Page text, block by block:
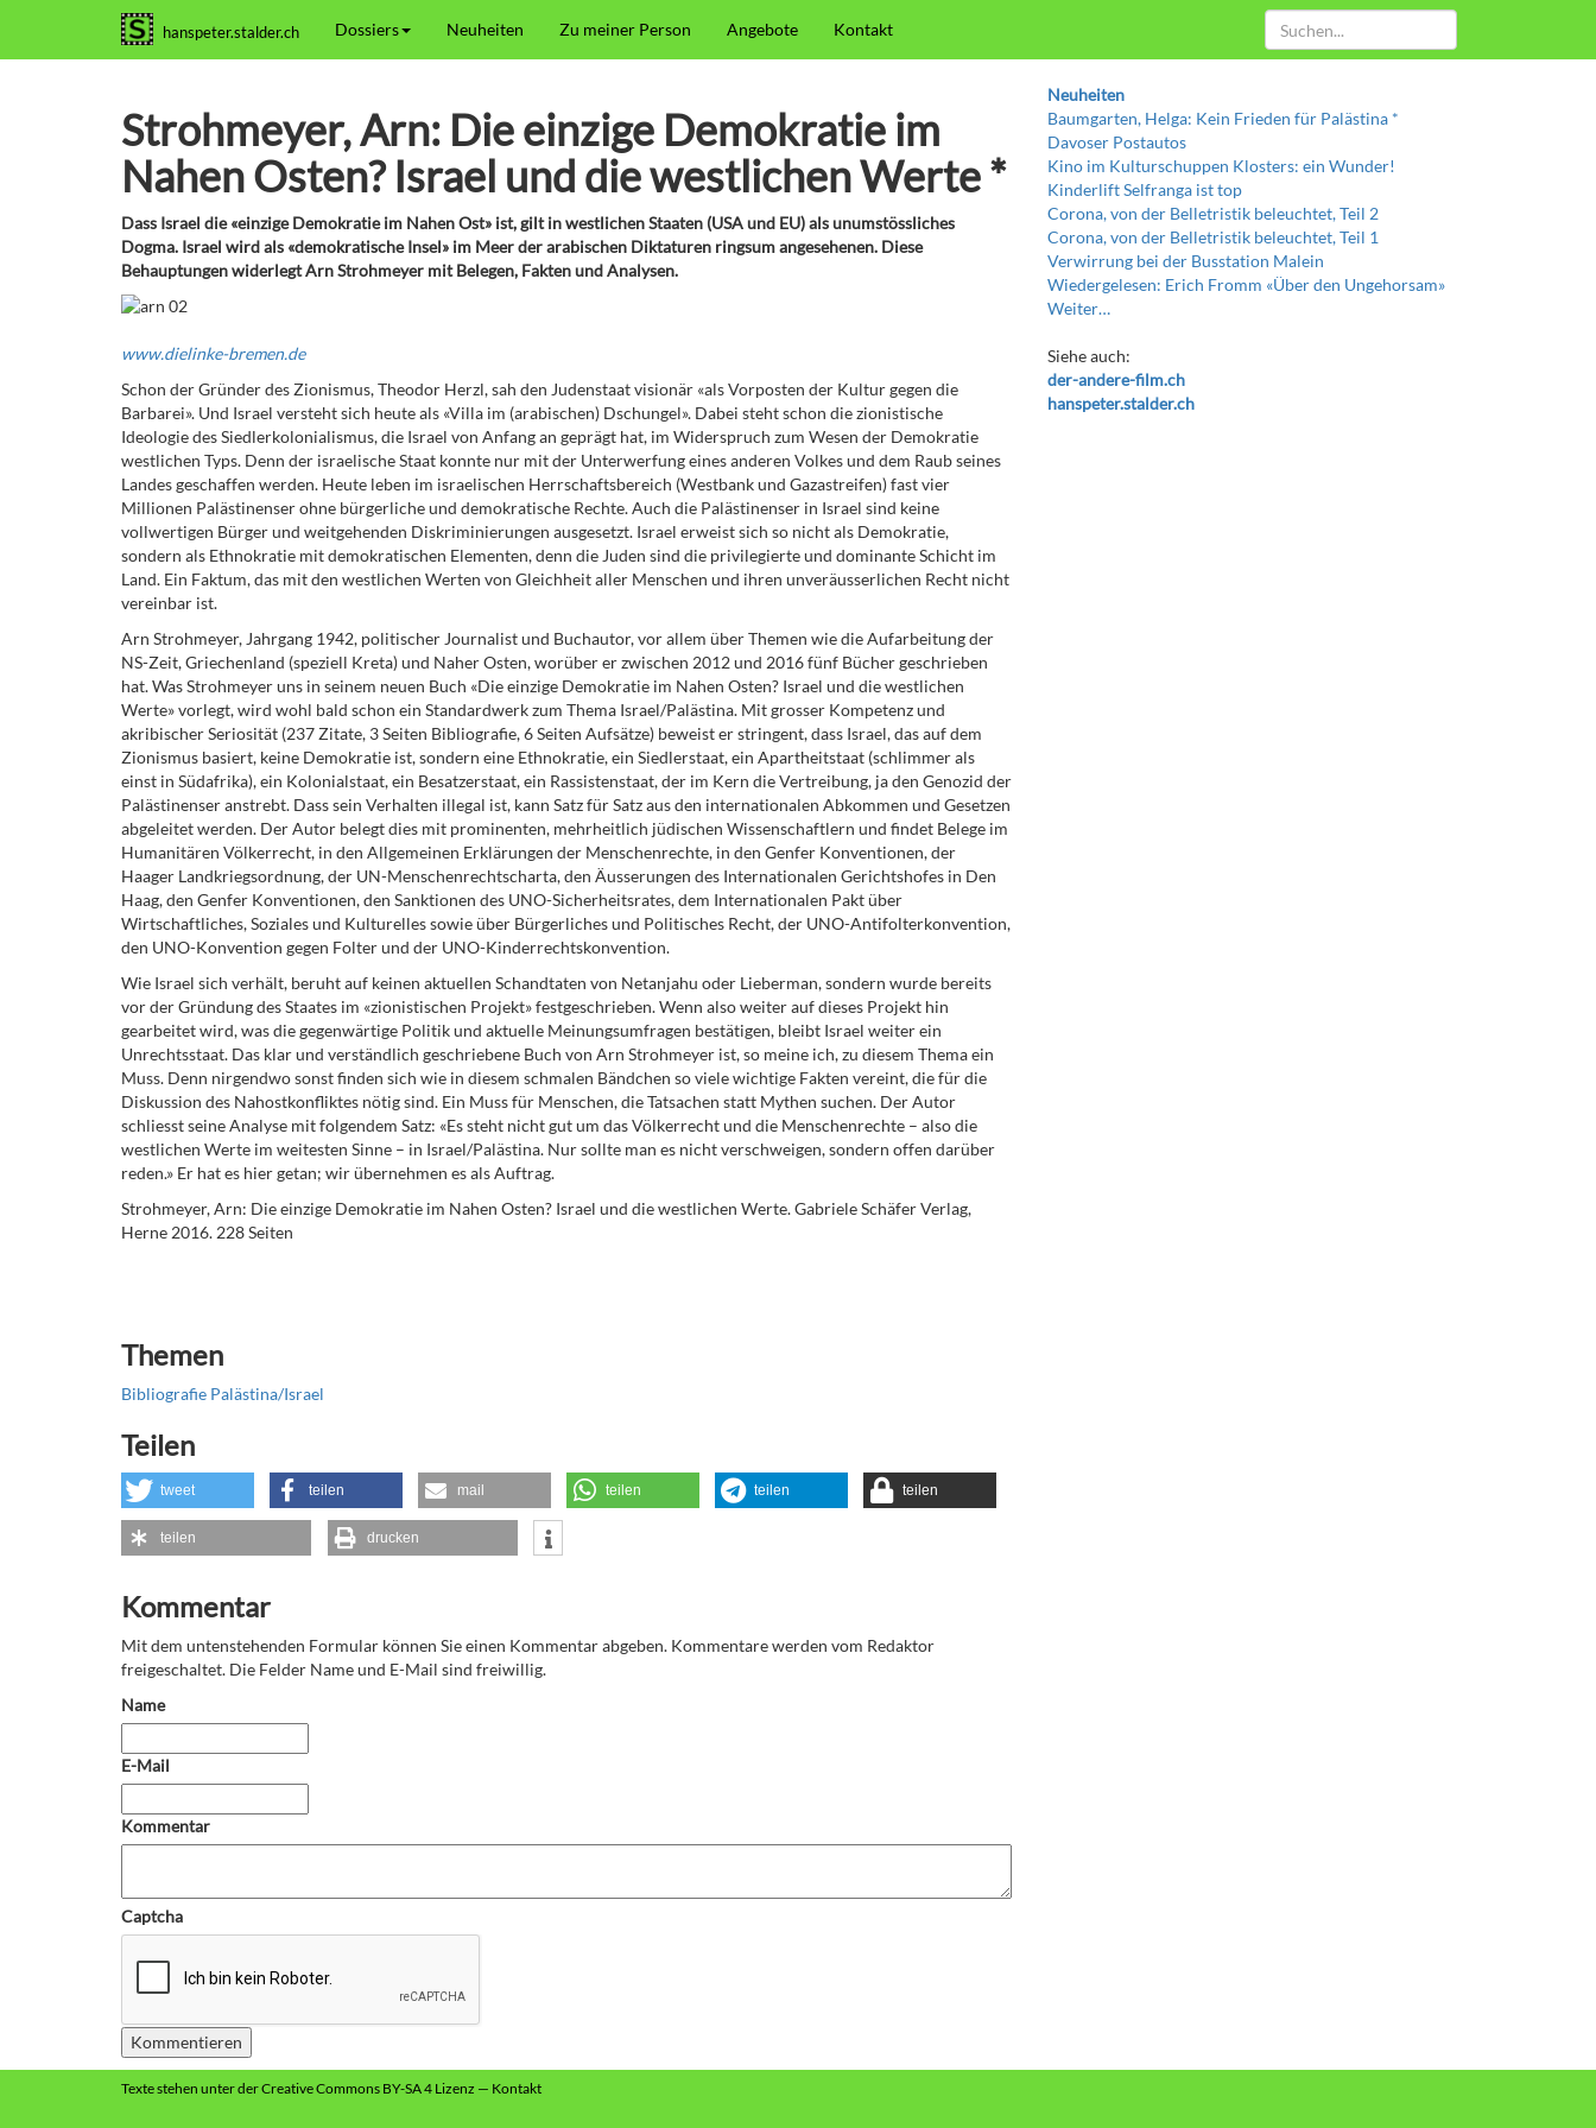
hanspeter.stalder.ch Dossiers Neuheiten Zu meiner Person Angebote Kontakt
Strohmeyer, Arn: Die einzige Demokratie im
Nahen Osten? Israel und die westlichen Werte *
Dass Israel die «einzige Demokratie im Nahen Ost» ist, gilt in westlichen Staaten (USA und EU) als unumstössliches
Dogma. Israel wird als «demokratische Insel» im Meer der arabischen Diktaturen ringsum angesehenen. Diese
Behauptungen widerlegt Arn Strohmeyer mit Belegen, Fakten und Analysen.
www.dielinke-bremen.de
Schon der Gründer des Zionismus, Theodor Herzl, sah den Judenstaat visionär «als Vorposten der Kultur gegen die
Barbarei». Und Israel versteht sich heute als «Villa im (arabischen) Dschungel». Dabei steht schon die zionistische
Ideologie des Siedlerkolonialismus, die Israel von Anfang an geprägt hat, im Widerspruch zum Wesen der Demokratie
westlichen Typs. Denn der israelische Staat konnte nur mit der Unterwerfung eines anderen Volkes und dem Raub seines
Landes geschaffen werden. Heute leben im israelischen Herrschaftsbereich (Westbank und Gazastreifen) fast vier
Millionen Palästinenser ohne bürgerliche und demokratische Rechte. Auch die Palästinenser in Israel sind keine
vollwertigen Bürger und weitgehenden Diskriminierungen ausgesetzt. Israel erweist sich so nicht als Demokratie,
sondern als Ethnokratie mit demokratischen Elementen, denn die Juden sind die privilegierte und dominante Schicht im
Land. Ein Faktum, das mit den westlichen Werten von Gleichheit aller Menschen und ihren unveräusserlichen Recht nicht
vereinbar ist.
Arn Strohmeyer, Jahrgang 1942, politischer Journalist und Buchautor, vor allem über Themen wie die Aufarbeitung der
NS-Zeit, Griechenland (speziell Kreta) und Naher Osten, worüber er zwischen 2012 und 2016 fünf Bücher geschrieben
hat. Was Strohmeyer uns in seinem neuen Buch «Die einzige Demokratie im Nahen Osten? Israel und die westlichen
Werte» vorlegt, wird wohl bald schon ein Standardwerk zum Thema Israel/Palästina. Mit grosser Kompetenz und
akribischer Seriosität (237 Zitate, 3 Seiten Bibliografie, 6 Seiten Aufsätze) beweist er stringent, dass Israel, das auf dem
Zionismus basiert, keine Demokratie ist, sondern eine Ethnokratie, ein Siedlerstaat, ein Apartheitstaat (schlimmer als
einst in Südafrika), ein Kolonialstaat, ein Besatzerstaat, ein Rassistenstaat, der im Kern die Vertreibung, ja den Genozid der
Palästinenser anstrebt. Dass sein Verhalten illegal ist, kann Satz für Satz aus den internationalen Abkommen und Gesetzen
abgeleitet werden. Der Autor belegt dies mit prominenten, mehrheitlich jüdischen Wissenschaftlern und findet Belege im
Humanitären Völkerrecht, in den Allgemeinen Erklärungen der Menschenrechte, in den Genfer Konventionen, der
Haager Landkriegsordnung, der UN-Menschenrechtscharta, den Äusserungen des Internationalen Gerichtshofes in Den
Haag, den Genfer Konventionen, den Sanktionen des UNO-Sicherheitsrates, dem Internationalen Pakt über
Wirtschaftliches, Soziales und Kulturelles sowie über Bürgerliches und Politisches Recht, der UNO-Antifolterkonvention,
den UNO-Konvention gegen Folter und der UNO-Kinderrechtskonvention.
Wie Israel sich verhält, beruht auf keinen aktuellen Schandtaten von Netanjahu oder Lieberman, sondern wurde bereits
vor der Gründung des Staates im «zionistischen Projekt» festgeschrieben. Wenn also weiter auf dieses Projekt hin
gearbeitet wird, was die gegenwärtige Politik und aktuelle Meinungsumfragen bestätigen, bleibt Israel weiter ein
Unrechtsstaat. Das klar und verständlich geschriebene Buch von Arn Strohmeyer ist, so meine ich, zu diesem Thema ein
Muss. Denn nirgendwo sonst finden sich wie in diesem schmalen Bändchen so viele wichtige Fakten vereint, die für die
Diskussion des Nahostkonfliktes nötig sind. Ein Muss für Menschen, die Tatsachen statt Mythen suchen. Der Autor
schliesst seine Analyse mit folgendem Satz: «Es steht nicht gut um das Völkerrecht und die Menschenrechte – also die
westlichen Werte im weitesten Sinne – in Israel/Palästina. Nur sollte man es nicht verschweigen, sondern offen darüber
reden.» Er hat es hier getan; wir übernehmen es als Auftrag.
Strohmeyer, Arn: Die einzige Demokratie im Nahen Osten? Israel und die westlichen Werte. Gabriele Schäfer Verlag,
Herne 2016. 228 Seiten
Themen
Bibliografie Palästina/Israel
Teilen
tweet teilen mail teilen teilen teilen
teilen drucken
Kommentar
Mit dem untenstehenden Formular können Sie einen Kommentar abgeben. Kommentare werden vom Redaktor
freigeschaltet. Die Felder Name und E-Mail sind freiwillig.
Name
E-Mail
Kommentar
Captcha
Neuheiten
Baumgarten, Helga: Kein Frieden für Palästina *
Davoser Postautos
Kino im Kulturschuppen Klosters: ein Wunder!
Kinderlift Selfranga ist top
Corona, von der Belletristik beleuchtet, Teil 2
Corona, von der Belletristik beleuchtet, Teil 1
Verwirrung bei der Busstation Malein
Wiedergelesen: Erich Fromm «Über den Ungehorsam»
Weiter…
Siehe auch:
der-andere-film.ch
hanspeter.stalder.ch
Textestehen unter derCreative Commons BY-SA 4 Lizenz — Kontakt